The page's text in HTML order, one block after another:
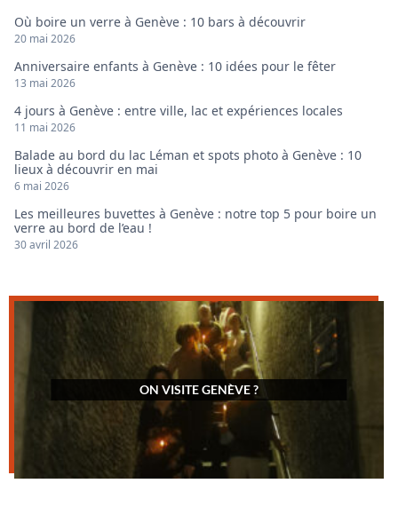
Où boire un verre à Genève : 10 bars à découvrir
20 mai 2026
Anniversaire enfants à Genève : 10 idées pour le fêter
13 mai 2026
4 jours à Genève : entre ville, lac et expériences locales
11 mai 2026
Balade au bord du lac Léman et spots photo à Genève : 10
lieux à découvrir en mai
6 mai 2026
Les meilleures buvettes à Genève : notre top 5 pour boire un
verre au bord de l’eau !
30 avril 2026
ON VISITE GENÈVE ?